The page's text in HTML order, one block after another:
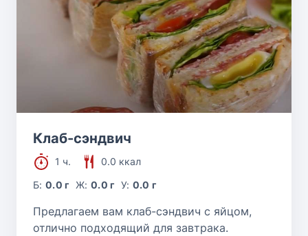
Клаб-сэндвич
1 ч.
0.0 ккал
Б:0.0 г Ж: 0.0 г У: 0.0 г
Предлагаем вам клаб-сэндвич с яйцом,
отлично подходящий для завтрака.